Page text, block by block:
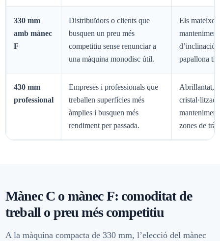
330 mm
amb mànec
F
Distribuïdors o clients que
busquen un preu més
competitiu sense renunciar a
una màquina monodisc útil.
Els
d’inclinació
papallona
430 mm
professional
Empreses i professionals que
treballen superfícies més
àmplies i busquen més
rendiment per passada.
Abrillantat,
zones de
Mànec C o mànec F: comoditat de
treball o preu més competitiu
A la màquina compacta de 330 mm, l’elecció del mànec